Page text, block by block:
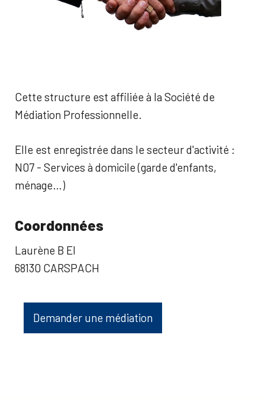
Cette structure est affiliée à la Société de
Médiation Professionnelle.
Elle est enregistrée dans le secteur d'activité :
N07 - Services à domicile (garde d'enfants,
ménage…)
Coordonnées
Laurène B EI
68130 CARSPACH
Demander une médiation